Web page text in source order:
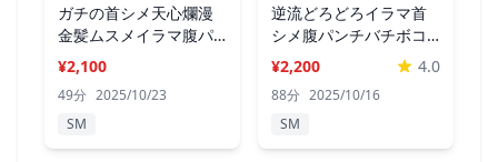
ガチの首シメ天心爛漫
金髪ムスメイラマ腹パ
ンチセックス
¥2,100
49分 2025/10/23
SM
逆流どろどろイラマ首
シメ腹パンチバチボコ
セックス
¥2,200 4.0
88分 2025/10/16
SM